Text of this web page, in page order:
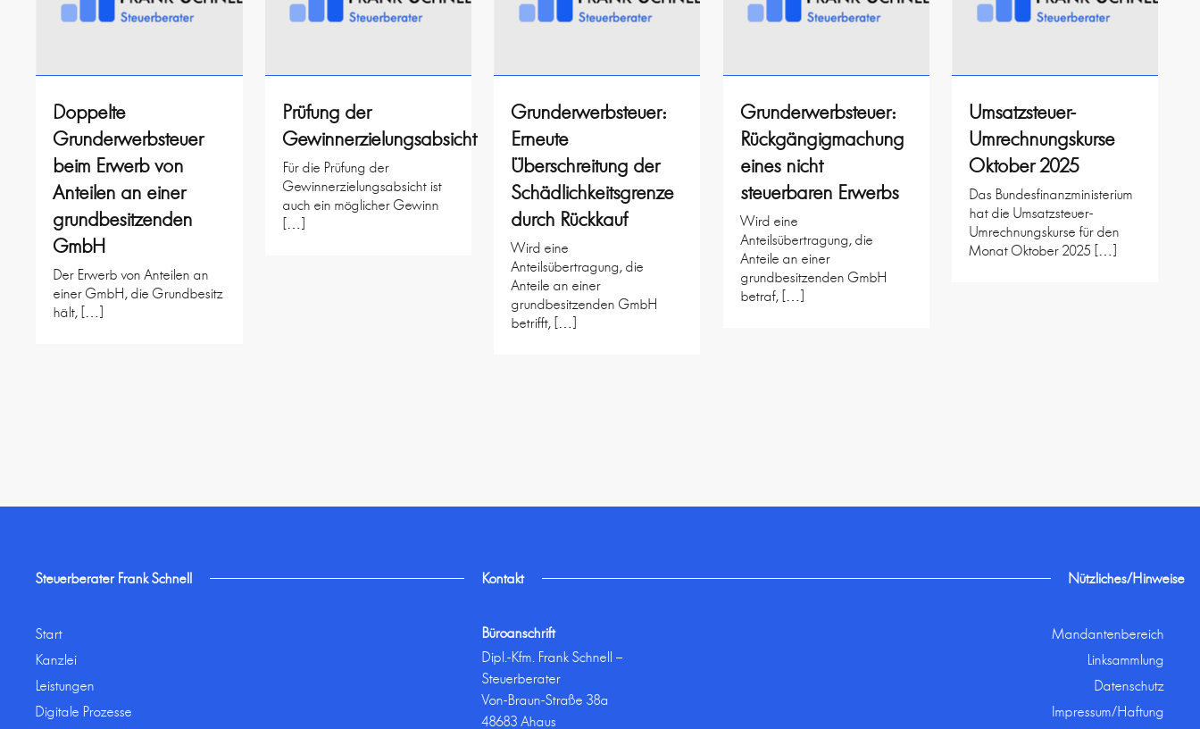
Doppelte
Grunderwerbsteuer
beim Erwerb von
Anteilen an einer
grundbesitzenden
GmbH
Der Erwerb von Anteilen an
einer GmbH, die Grundbesitz
hält, […]
Prüfung der
Gewinnerzielungsabsicht
Für die Prüfung der
Gewinnerzielungsabsicht ist
auch ein möglicher Gewinn
[…]
Grunderwerbsteuer:
Erneute
Überschreitung der
Schädlichkeitsgrenze
durch Rückkauf
Wird eine
Anteilsübertragung, die
Anteile an einer
grundbesitzenden GmbH
betrifft, […]
Grunderwerbsteuer:
Rückgängigmachung
eines nicht
steuerbaren Erwerbs
Wird eine
Anteilsübertragung, die
Anteile an einer
grundbesitzenden GmbH
betraf, […]
Umsatzsteuer-
Umrechnungskurse
Oktober 2025
Das Bundesfinanzministerium
hat die Umsatzsteuer-
Umrechnungskurse für den
Monat Oktober 2025 […]
Steuerberater Frank Schnell
Start
Kanzlei
Leistungen
Digitale Prozesse
Kontakt
Büroanschrift
Dipl.-Kfm. Frank Schnell –
Steuerberater
Von-Braun-Straße 38a
48683 Ahaus
Nützliches/Hinweise
Mandantenbereich
Linksammlung
Datenschutz
Impressum/Haftung